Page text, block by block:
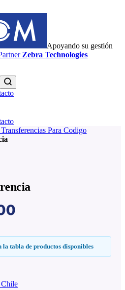
Apoyando su gestión
Zebra Technologies
Para Codigo
la tabla de productos disponibles
Chile